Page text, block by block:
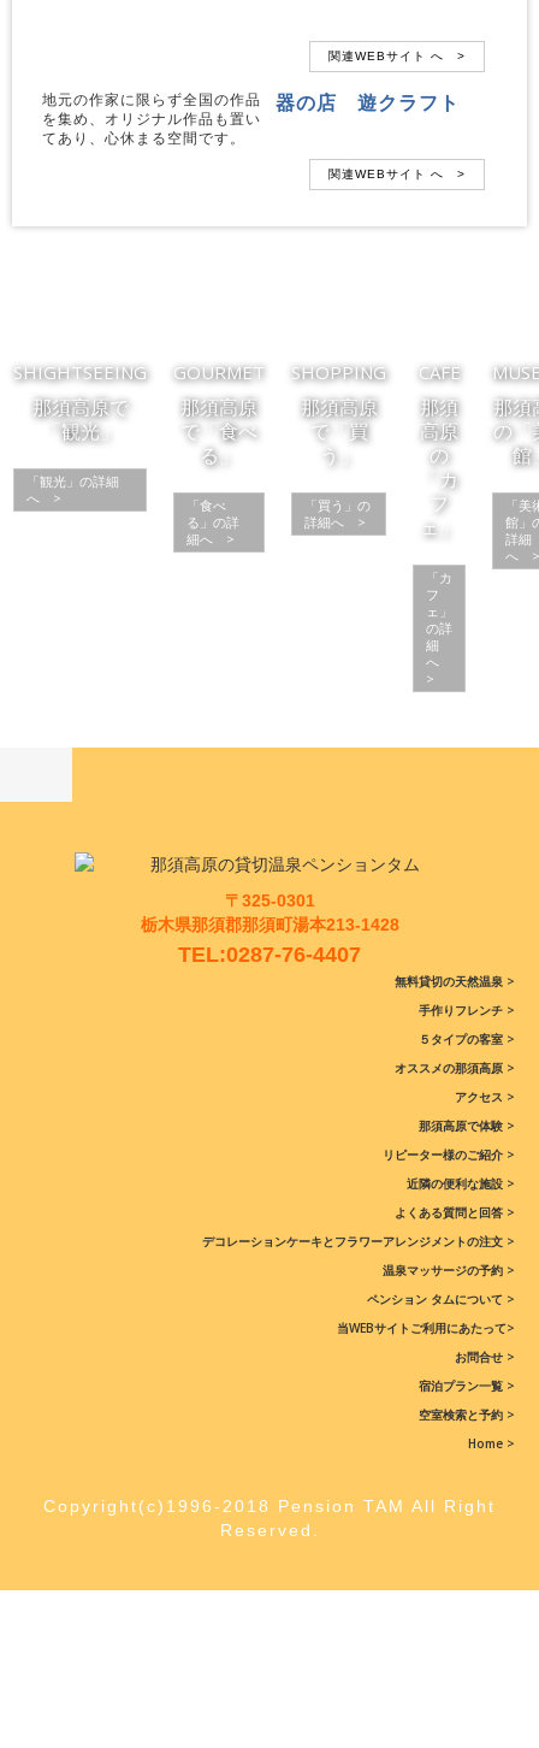
関連WEBサイト へ >
器の店 遊クラフト
地元の作家に限らず全国の作品
を集め、オリジナル作品も置い
てあり、心休まる空間です。
関連WEBサイト へ >
SHIGHTSEEING
那須高原で
「観光」
「観光」の詳細
へ >
GOURMET
那須高原
で「食べ
る」
「食べ
る」の詳
細へ >
SHOPPING
那須高原
で「買
う」
「買う」の
詳細へ >
CAFE
那須
高原
の
「カ
フ
ェ」
「カ
フ
ェ」
の詳
細
へ
>
那須
の「
館
「美
館」
詳細
へ >
〒325-0301
栃木県那須郡那須町湯本213-1428
TEL:0287-76-4407
無料貸切の天然温泉 >
手作りフレンチ >
５タイプの客室 >
オススメの那須高原 >
アクセス >
那須高原で体験 >
リピーター様のご紹介 >
近隣の便利な施設 >
よくある質問と回答 >
デコレーションケーキとフラワーアレンジメントの注文 >
温泉マッサージの予約 >
ペンション タムについて >
当WEBサイトご利用にあたって>
お問合せ >
宿泊プラン一覧 >
空室検索と予約 >
Home >
Copyright(c)1996-2018 Pension TAM All Right
Reserved.